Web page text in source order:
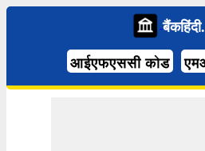
आईएफएससी कोड